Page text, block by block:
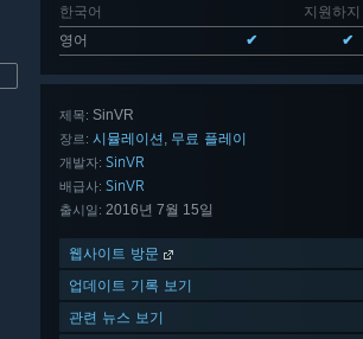
한국어
지원하지
영어
✔ ✔
제목: SinVR
장르: 시뮬레이션, 무료 플레이
개발자: SinVR
배급사: SinVR
출시일: 2016년 7월 15일
웹사이트 방문
업데이트 기록 보기
관련 뉴스 보기